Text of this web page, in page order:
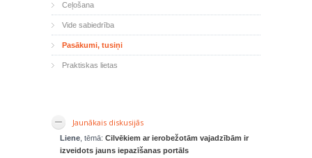
Ceļošana
Vide sabiedrība
Pasākumi, tusiņi
Praktiskas lietas
Jaunākais diskusijās
Liene , tēmā: Cilvēkiem ar ierobežotām vajadzībām ir
izveidots jauns iepazīšanas portāls